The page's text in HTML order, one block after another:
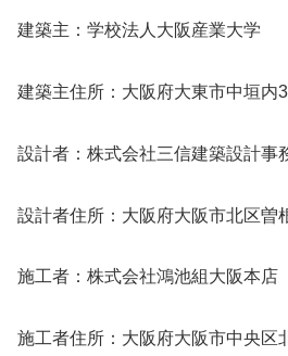
建築主：学校法人大阪産業大学
建築主住所：大阪府大東市中垣内
設計者：株式会社三信建築設計事
設計者住所：大阪府大阪市北区曽
施工者：株式会社鴻池組大阪本店
施工者住所：大阪府大阪市中央区